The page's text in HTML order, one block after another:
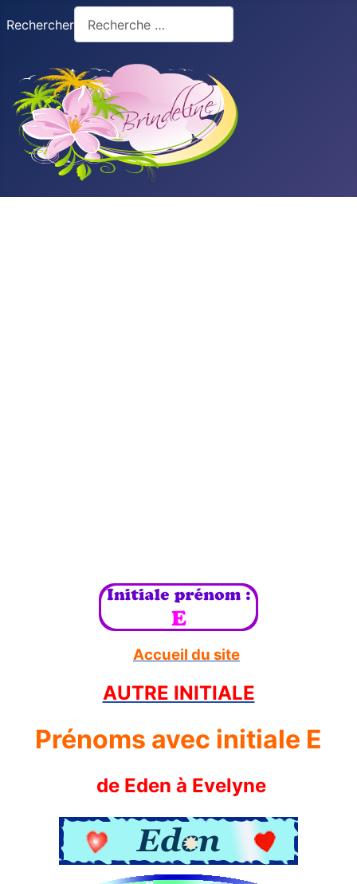
Rechercher
Accueil du site
AUTRE INITIALE
Prénoms avec initiale E
de Eden à Evelyne